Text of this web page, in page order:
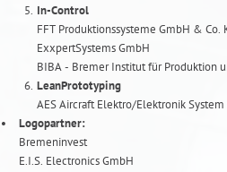
In-Control
FFT Produktionssysteme GmbH & Co.
ExxpertSystems GmbH
BIBA - Bremer Institut für Produktion
LeanPrototyping
AES Aircraft Elektro/Elektronik System
Logopartner:
Bremeninvest
E.I.S. Electronics GmbH